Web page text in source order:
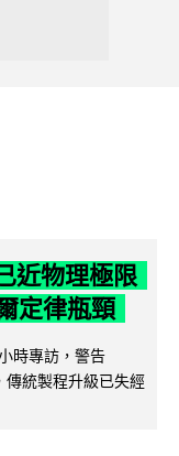
近物理極限
定律瓶頸
時專訪，警告
統製程升級已失經